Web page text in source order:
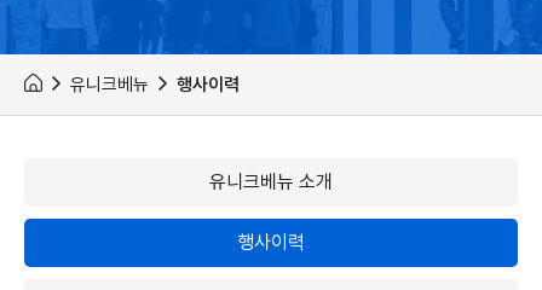
유니크베뉴 행사이력
유니크베뉴 소개
행사이력